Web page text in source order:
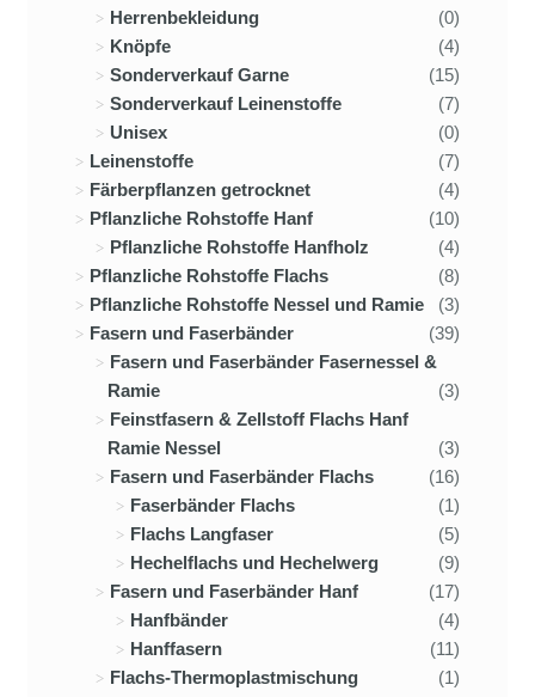
Herrenbekleidung
(0)
Knöpfe
(4)
Sonderverkauf Garne
(15)
Sonderverkauf Leinenstoffe
(7)
Unisex
(0)
Leinenstoffe
(7)
Färberpflanzen getrocknet
(4)
Pflanzliche Rohstoffe Hanf
(10)
Pflanzliche Rohstoffe Hanfholz
(4)
Pflanzliche Rohstoffe Flachs
(8)
Pflanzliche Rohstoffe Nessel und Ramie
(3)
Fasern und Faserbänder
(39)
Fasern und Faserbänder Fasernessel &
Ramie
(3)
Feinstfasern & Zellstoff Flachs Hanf
Ramie Nessel
(3)
Fasern und Faserbänder Flachs
(16)
Faserbänder Flachs
(1)
Flachs Langfaser
(5)
Hechelflachs und Hechelwerg
(9)
Fasern und Faserbänder Hanf
(17)
Hanfbänder
(4)
Hanffasern
(11)
Flachs-Thermoplastmischung
(1)